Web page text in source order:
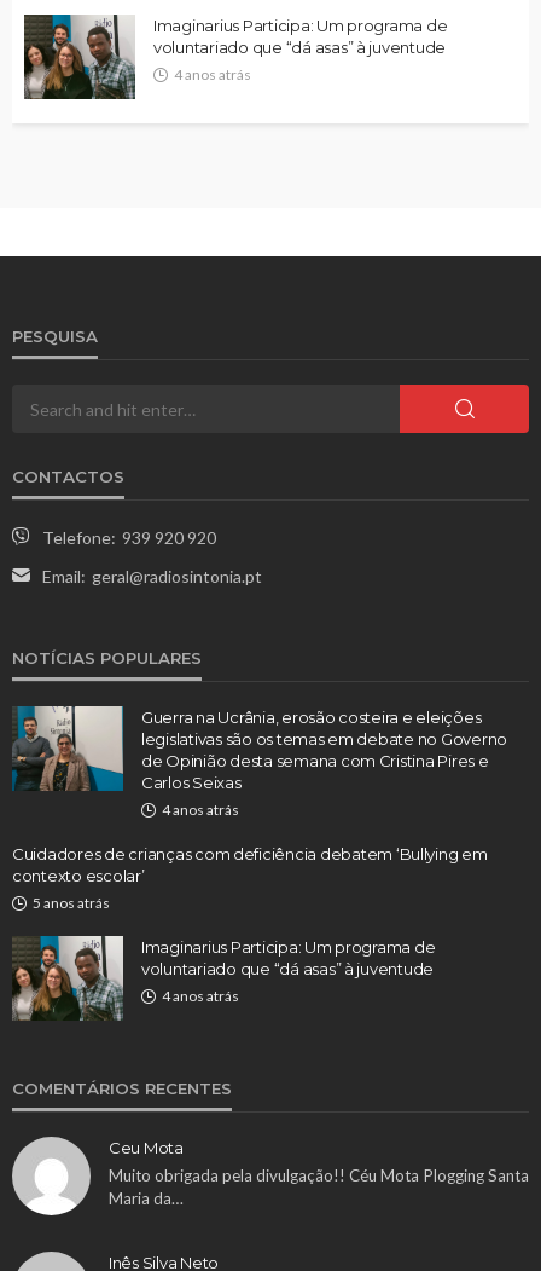
Imaginarius Participa: Um programa de
voluntariado que “dá asas” à juventude
4 anos atrás
PESQUISA
CONTACTOS
Telefone: 939 920 920
Email: geral@radiosintonia.pt
NOTÍCIAS POPULARES
Guerra na Ucrânia, erosão costeira e eleições
legislativas são os temas em debate no Governo
de Opinião desta semana com Cristina Pires e
Carlos Seixas
4 anos atrás
Cuidadores de crianças com deficiência debatem ‘Bullying em
contexto escolar’
5 anos atrás
Imaginarius Participa: Um programa de
voluntariado que “dá asas” à juventude
4 anos atrás
COMENTÁRIOS RECENTES
Ceu Mota
Muito obrigada pela divulgação!! Céu Mota Plogging Santa
Maria da…
Inês Silva Neto